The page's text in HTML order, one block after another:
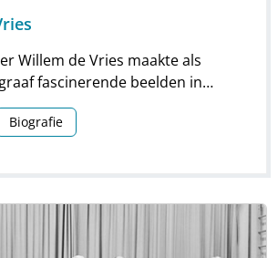
Willem de Vries maakte als
fascinerende beelden in
Groepsfoto’s van
portretten en beelden van
Biografie